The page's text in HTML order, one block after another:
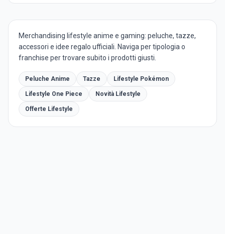
Merchandising lifestyle anime e gaming: peluche, tazze,
accessori e idee regalo ufficiali. Naviga per tipologia o
franchise per trovare subito i prodotti giusti.
Peluche Anime Tazze Lifestyle Pokémon
Lifestyle One Piece Novità Lifestyle
Offerte Lifestyle